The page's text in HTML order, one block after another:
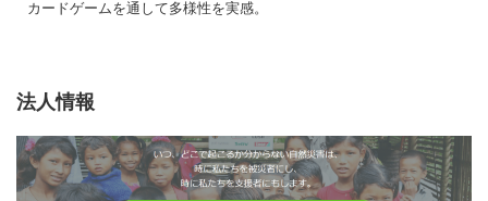
カードゲームを通して多様性を実感。
法人情報